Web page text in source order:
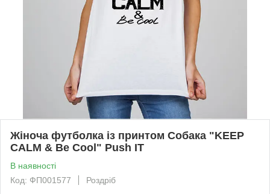
Жіноча футболка із принтом Собака "KEEP
CALM & Be Cool" Push IT
В наявності
Код: ФП001577
Роздріб